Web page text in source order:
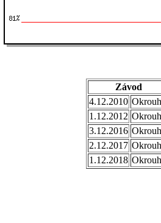
Závod
4.12.2010
1.12.2012
3.12.2016
2.12.2017
1.12.2018